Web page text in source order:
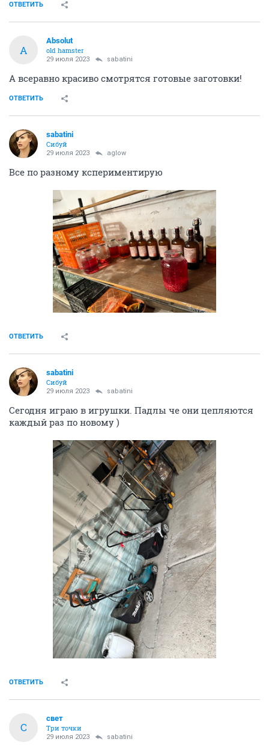
ОТВЕТИТЬ
A
Absolut
old hamster
29 июля 2023 sabatini
А всеравно красиво смотрятся готовые заготовки!
ОТВЕТИТЬ
sabatini
Сибуй
29 июля 2023 aglow
Все по разному кспериментирую
ОТВЕТИТЬ
sabatini
Сибуй
29 июля 2023 sabatini
Сегодня играю в игрушки. Падлы че они цепляются
каждый раз по новому )
ОТВЕТИТЬ
С
свет
Три точки
29 июля 2023 sabatini